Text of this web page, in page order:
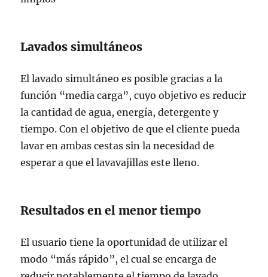
Lavados simultáneos
El lavado simultáneo es posible gracias a la
función “media carga”, cuyo objetivo es reducir
la cantidad de agua, energía, detergente y
tiempo. Con el objetivo de que el cliente pueda
lavar en ambas cestas sin la necesidad de
esperar a que el lavavajillas este lleno.
Resultados en el menor tiempo
El usuario tiene la oportunidad de utilizar el
modo “más rápido”, el cual se encarga de